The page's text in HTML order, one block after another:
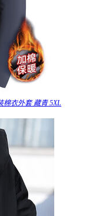
棉衣外套 藏青 5XL